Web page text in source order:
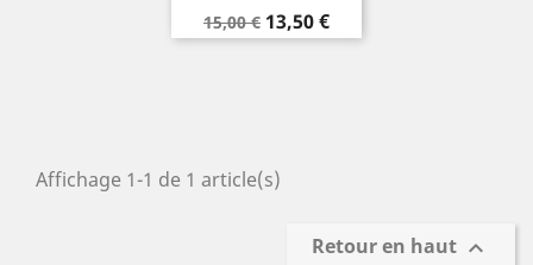
Prix
de
15,00 € Prix
13,50 €
Affichage 1-1 de 1 article(s)
Retour en haut 